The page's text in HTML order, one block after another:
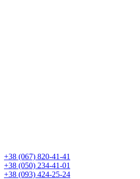
+38 (067) 820-41-41
+38 (050) 234-41-01
+38 (093) 424-25-24